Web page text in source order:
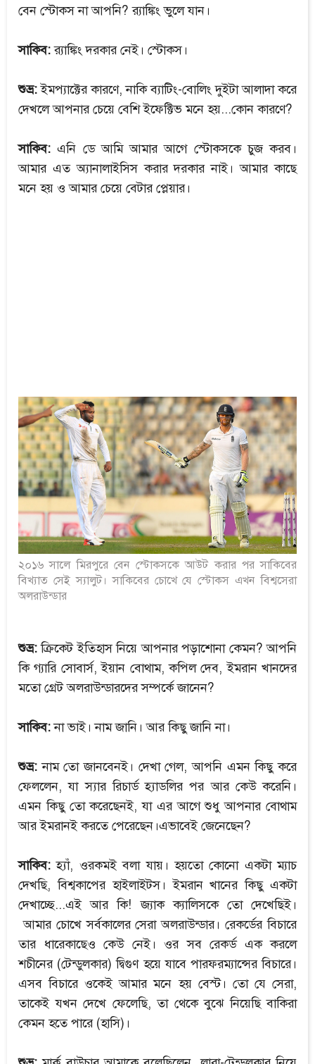
বেন স্টোকস না আপনি? র‍্যাঙ্কিং ভুলে যান।
সাকিব:র‍্যাঙ্কিং দরকার নেই। স্টোকস।
শুভ্র:ইমপ্যাক্টের কারণে, নাকি ব্যাটিং-বোলিং দুইটা আলাদা করে
দেখলে আপনার চেয়ে বেশি ইফেক্টিভ মনে হয়...কোন কারণে?
সাকিব: এনি ডে আমি আমার আগে স্টোকসকে চুজ করব।
আমার এত অ্যানালাইসিস করার দরকার নাই। আমার কাছে
মনে হয় ও আমার চেয়ে বেটার প্লেয়ার।
২০১৬ সালে মিরপুরে বেন স্টোকসকে আউট করার পর সাকিবের
বিখ্যাত সেই স্যালুট। সাকিবের চোখে যে স্টোকস এখন বিশ্বসেরা
অলরাউন্ডার
শুভ্র:ক্রিকেট ইতিহাস নিয়ে আপনার পড়াশোনা কেমন? আপনি
কি গ্যারি সোবার্স, ইয়ান বোথাম, কপিল দেব, ইমরান খানদের
মতো গ্রেট অলরাউন্ডারদের সম্পর্কে জানেন?
সাকিব:না ভাই। নাম জানি। আর কিছু জানি না।
শুভ্র: নাম তো জানবেনই। দেখা গেল, আপনি এমন কিছু করে
ফেললেন, যা স্যার রিচার্ড হ্যাডলির পর আর কেউ করেনি।
এমন কিছু তো করেছেনই, যা এর আগে শুধু আপনার বোথাম
আর ইমরানই করতে পেরেছেন।এভাবেই জেনেছেন?
সাকিব: হ্যাঁ, ওরকমই বলা যায়। হয়তো কোনো একটা ম্যাচ
দেখছি, বিশ্বকাপের হাইলাইটস। ইমরান খানের কিছু একটা
দেখাচ্ছে...এই আর কি! জ্যাক ক্যালিসকে তো দেখেছিই।
আমার চোখে সর্বকালের সেরা অলরাউন্ডার। রেকর্ডের বিচারে
তার ধারেকাছেও কেউ নেই। ওর সব রেকর্ড এক করলে
শচীনের (টেন্ডুলকার) দ্বিগুণ হয়ে যাবে পারফরম্যান্সের বিচারে।
এসব বিচারে ওকেই আমার মনে হয় বেস্ট। তো যে সেরা,
তাকেই যখন দেখে ফেলেছি, তা থেকে বুঝে নিয়েছি বাকিরা
কেমন হতে পারে (হাসি)।